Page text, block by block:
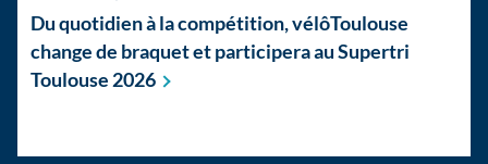
Du quotidien à la compétition, vélôToulouse
change de braquet et participera au Supertri
Toulouse 2026